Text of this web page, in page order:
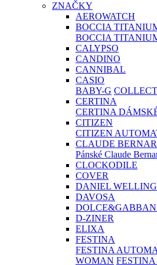
ZNAČKY
AEROWATCH
BOCCIA
BOCCIA
CALYPSO
CANDINO
CANNIBAL
CASIO
BABY-G
CERTINA
CERTINA
CITIZEN
CITIZEN
CLAUDE
Pánské Claude
CLOCKODILE
COVER
DANIEL
DAVOSA
D-ZINER
ELIXA
FESTINA
FESTINA
WOMAN